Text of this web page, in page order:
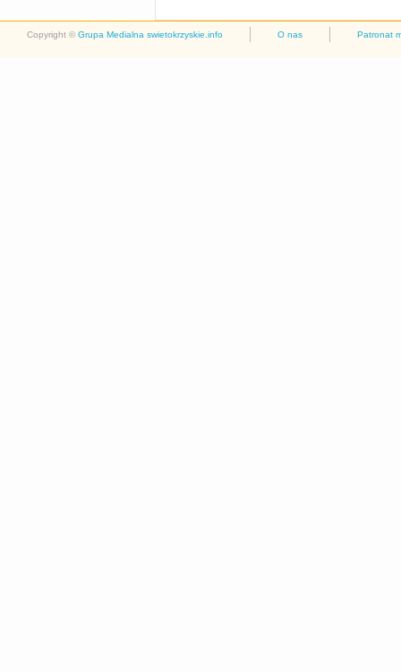
Copyright © Grupa Medialna swietokrzyskie.info O nas Patronat